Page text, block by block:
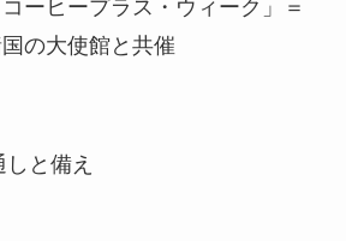
コーヒープラス・ウィーク」＝
の大使館と共催
と備え